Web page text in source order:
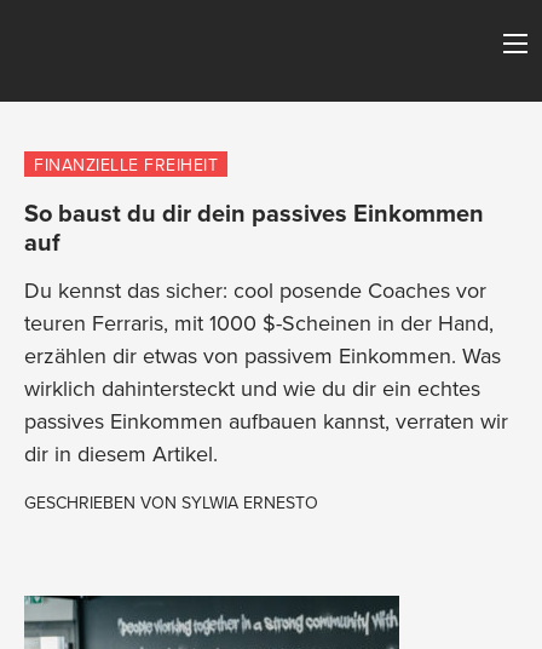
FINANZIELLE FREIHEIT
So baust du dir dein passives Einkommen
auf
Du kennst das sicher: cool posende Coaches vor
teuren Ferraris, mit 1000 $-Scheinen in der Hand,
erzählen dir etwas von passivem Einkommen. Was
wirklich dahintersteckt und wie du dir ein echtes
passives Einkommen aufbauen kannst, verraten wir
dir in diesem Artikel.
GESCHRIEBEN VON SYLWIA ERNESTO